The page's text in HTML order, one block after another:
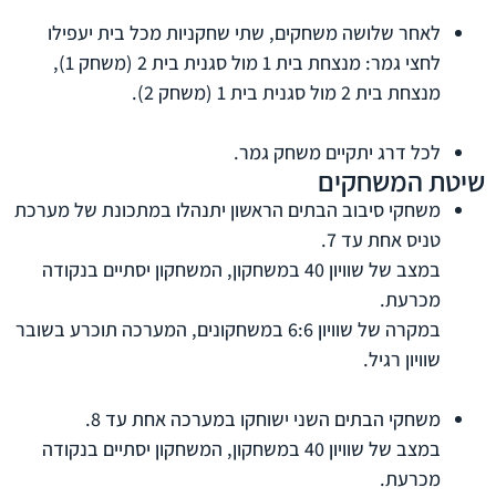
לאחר שלושה משחקים, שתי שחקניות מכל בית יעפילו
לחצי גמר: מנצחת בית 1 מול סגנית בית 2 (משחק 1),
מנצחת בית 2 מול סגנית בית 1 (משחק 2).
לכל דרג יתקיים משחק גמר.
שיטת המשחקים
משחקי סיבוב הבתים הראשון יתנהלו במתכונת של מערכת
טניס אחת עד 7.
במצב של שוויון 40 במשחקון, המשחקון יסתיים בנקודה
מכרעת.
במקרה של שוויון 6:6 במשחקונים, המערכה תוכרע בשובר
שוויון רגיל.
משחקי הבתים השני ישוחקו במערכה אחת עד 8.
במצב של שוויון 40 במשחקון, המשחקון יסתיים בנקודה
מכרעת.